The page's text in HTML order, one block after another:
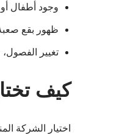
وجود أطفال
ظهور بقع
تغيير
كيف
اختيار الشركة